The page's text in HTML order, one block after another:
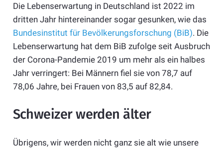
Die Lebenserwartung in Deutschland ist 2022 im
dritten Jahr hintereinander sogar gesunken, wie das
Bundesinstitut für Bevölkerungsforschung (BiB). Die
Lebenserwartung hat dem BiB zufolge seit Ausbruch
der Corona-Pandemie 2019 um mehr als ein halbes
Jahr verringert: Bei Männern fiel sie von 78,7 auf
78,06 Jahre, bei Frauen von 83,5 auf 82,84.
Schweizer werden älter
Übrigens, wir werden nicht ganz sie alt wie unsere